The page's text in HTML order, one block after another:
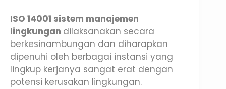
ISO 14001 sistem manajemen
lingkungan dilaksanakan secara
berkesinambungan dan diharapkan
dipenuhi oleh berbagai instansi yang
lingkup kerjanya sangat erat dengan
potensi kerusakan lingkungan.